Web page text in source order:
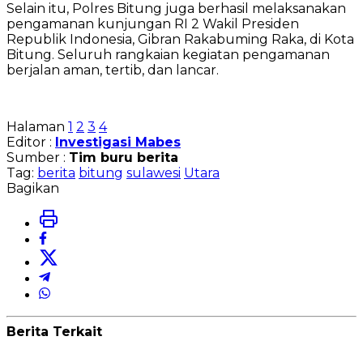
‎Selain itu, Polres Bitung juga berhasil melaksanakan
pengamanan kunjungan RI 2 Wakil Presiden
Republik Indonesia, Gibran Rakabuming Raka, di Kota
Bitung. Seluruh rangkaian kegiatan pengamanan
berjalan aman, tertib, dan lancar.
Halaman 1 2 3 4
Editor : Investigasi Mabes
Sumber : Tim buru berita
Tag: berita bitung sulawesi Utara
Bagikan
Berita Terkait